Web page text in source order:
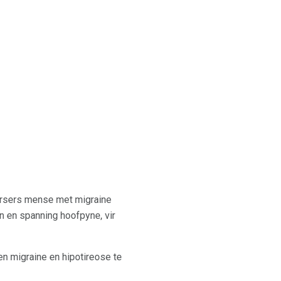
mense met migraine
en spanning hoofpyne, vir
migraine en hipotireose te